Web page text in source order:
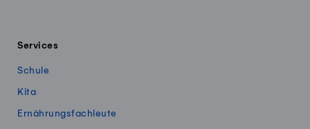
Services
Schule
Kita
Ernährungsfachleute